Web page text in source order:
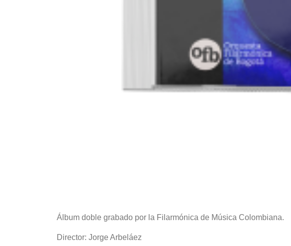
Álbum doble grabado por la Filarmónica de Música Colombiana.
Director: Jorge Arbeláez